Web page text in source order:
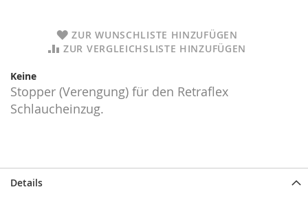
ZUR WUNSCHLISTE HINZUFÜGEN
ZUR VERGLEICHSLISTE HINZUFÜGEN
Keine
Stopper (Verengung) für den Retraflex
Schlaucheinzug.
Details